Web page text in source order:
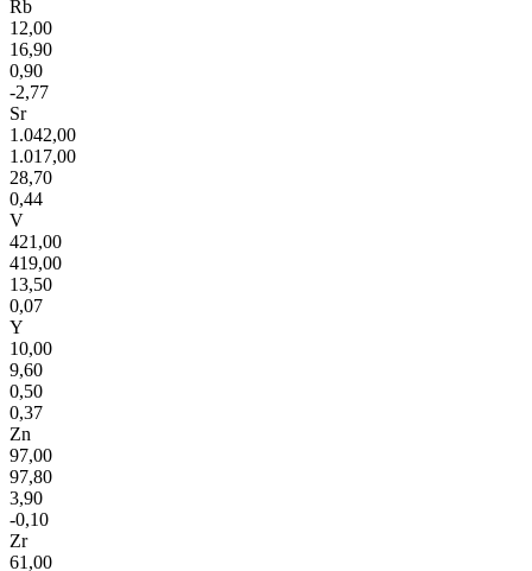
Rb
12,00
16,90
0,90
-2,77
Sr
1.042,00
1.017,00
28,70
0,44
V
421,00
419,00
13,50
0,07
Y
10,00
9,60
0,50
0,37
Zn
97,00
97,80
3,90
-0,10
Zr
61,00